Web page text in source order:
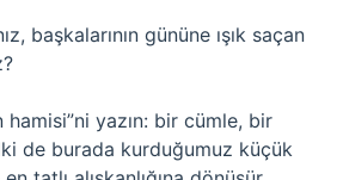
başkalarının gününe ışık saçan
hamisi”ni yazın: bir cümle, bir
de burada kurduğumuz küçük